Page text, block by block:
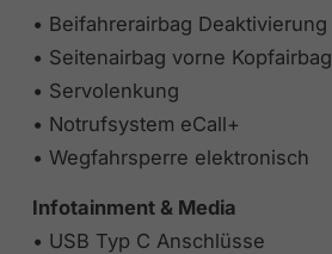
• Beifahrerairbag Deaktivierung
• Seitenairbag vorne Kopfairbag
• Servolenkung
• Notrufsystem eCall+
• Wegfahrsperre elektronisch
Infotainment & Media
• USB Typ C Anschlüsse